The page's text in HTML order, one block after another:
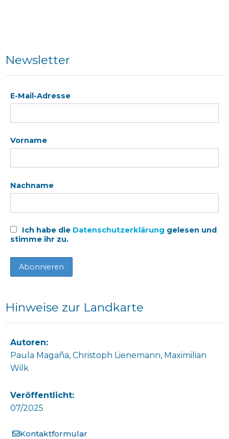
Newsletter
E-Mail-Adresse
Vorname
Nachname
Ich habe die Datenschutzerklärung gelesen und
stimme ihr zu.
Hinweise zur Landkarte
Autoren:
Paula Magaña, Christoph Lienemann, Maximilian
Wilk
Veröffentlicht:
07/2025
Kontaktformular